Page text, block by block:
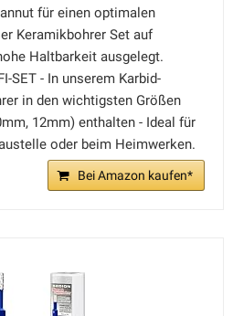
für einen optimalen
Keramikbohrer Set auf
Haltbarkeit ausgelegt.
SET - In unserem Karbid-
in den wichtigsten Größen
12mm) enthalten - Ideal für
oder beim Heimwerken.
Bei Amazon kaufen*